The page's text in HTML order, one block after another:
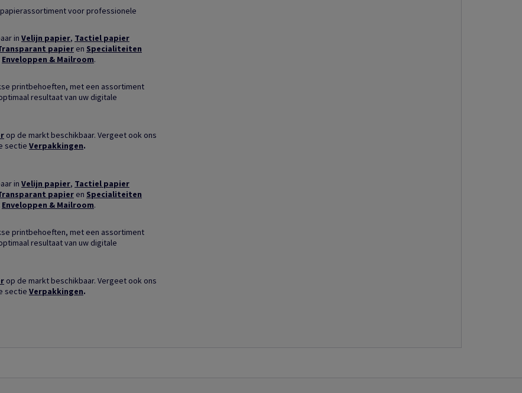
papierassortiment voor professionele
in Velijn papier, Tactiel papier
papier en Specialiteiten
Enveloppen & Mailroom.
printbehoeften, met een assortiment
resultaat van uw digitale
op de markt beschikbaar. Vergeet ook ons
sectie Verpakkingen.
in Velijn papier, Tactiel papier
papier en Specialiteiten
Enveloppen & Mailroom.
printbehoeften, met een assortiment
resultaat van uw digitale
op de markt beschikbaar. Vergeet ook ons
sectie Verpakkingen.